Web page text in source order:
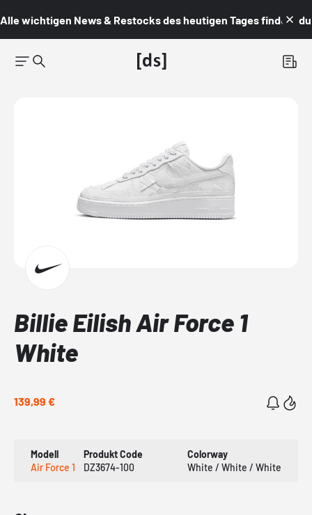
Alle wichtigen News & Restocks des heutigen Tages findest du
Billie Eilish Air Force 1
White
139,99 €
Modell
Air Force 1
Produkt Code
DZ3674-100
Colorway
White / White / White